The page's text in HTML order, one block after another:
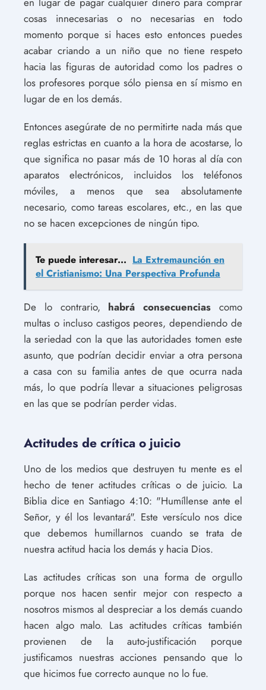
cosas innecesarias o no necesarias en todo
momento porque si haces esto entonces puedes
acabar criando a un niño que no tiene respeto
hacia las figuras de autoridad como los padres o
los profesores porque sólo piensa en sí mismo en
lugar de en los demás.
Entonces asegúrate de no permitirte nada más que
reglas estrictas en cuanto a la hora de acostarse, lo
que significa no pasar más de 10 horas al día con
aparatos electrónicos, incluidos los teléfonos
móviles, a menos que sea absolutamente
necesario, como tareas escolares, etc., en las que
no se hacen excepciones de ningún tipo.
Te puede interesar... La Extremaunción en
el Cristianismo: Una Perspectiva Profunda
De lo contrario, habrá consecuencias como
multas o incluso castigos peores, dependiendo de
la seriedad con la que las autoridades tomen este
asunto, que podrían decidir enviar a otra persona
a casa con su familia antes de que ocurra nada
más, lo que podría llevar a situaciones peligrosas
en las que se podrían perder vidas.
Actitudes de crítica o juicio
Uno de los medios que destruyen tu mente es el
hecho de tener actitudes críticas o de juicio. La
Biblia dice en Santiago 4:10: "Humíllense ante el
Señor, y él los levantará". Este versículo nos dice
que debemos humillarnos cuando se trata de
nuestra actitud hacia los demás y hacia Dios.
Las actitudes críticas son una forma de orgullo
porque nos hacen sentir mejor con respecto a
nosotros mismos al despreciar a los demás cuando
hacen algo malo. Las actitudes críticas también
provienen de la auto-justificación porque
justificamos nuestras acciones pensando que lo
que hicimos fue correcto aunque no lo fue.